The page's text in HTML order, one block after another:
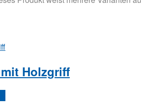
Holzgriff